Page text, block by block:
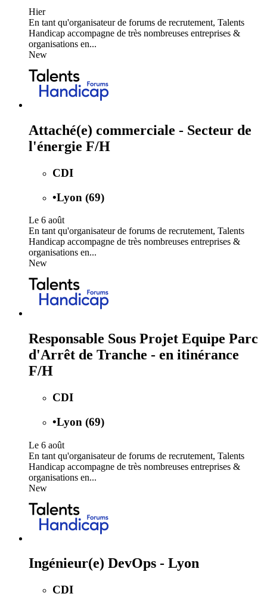
Hier
En tant qu'organisateur de forums de recrutement, Talents
Handicap accompagne de très nombreuses entreprises &
organisations en...
New
Attaché(e) commerciale - Secteur de
l'énergie F/H
CDI
•Lyon (69)
Le 6 août
En tant qu'organisateur de forums de recrutement, Talents
Handicap accompagne de très nombreuses entreprises &
organisations en...
New
Responsable Sous Projet Equipe Parc
d'Arrêt de Tranche - en itinérance
F/H
CDI
•Lyon (69)
Le 6 août
En tant qu'organisateur de forums de recrutement, Talents
Handicap accompagne de très nombreuses entreprises &
organisations en...
New
Ingénieur(e) DevOps - Lyon
CDI